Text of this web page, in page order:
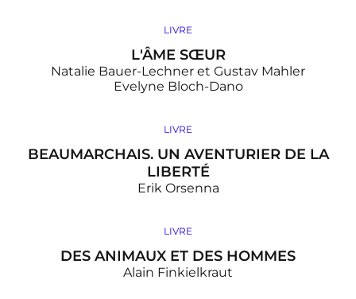
LIVRE
L'ÂME SŒUR
Natalie Bauer-Lechner et Gustav Mahler
Evelyne Bloch-Dano
LIVRE
BEAUMARCHAIS. UN AVENTURIER DE LA
LIBERTÉ
Erik Orsenna
LIVRE
DES ANIMAUX ET DES HOMMES
Alain Finkielkraut